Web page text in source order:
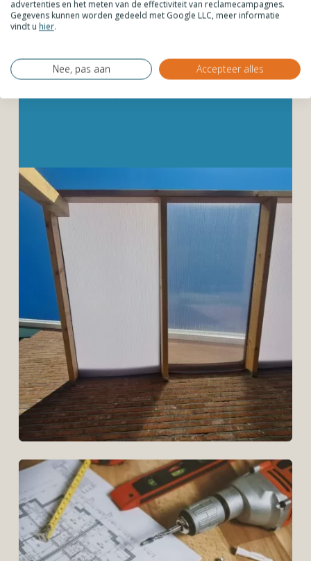
heldere polycarbonaat
dakplaten, namelijk 40%. Opalen
melkwit genoemd. Voor een wat
wittere tint, kies je opalen
advertenties en het meten van de effectiviteit van reclamecampagnes.
Gegevens kunnen worden gedeeld met Google LLC, meer informatie
vindt u hier.
Nee, pas aan Accepteer alles